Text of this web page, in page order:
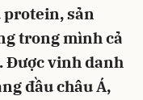
protein, sản
trong mình cả
Được vinh danh
đầu châu Á,
Hủy Gửi